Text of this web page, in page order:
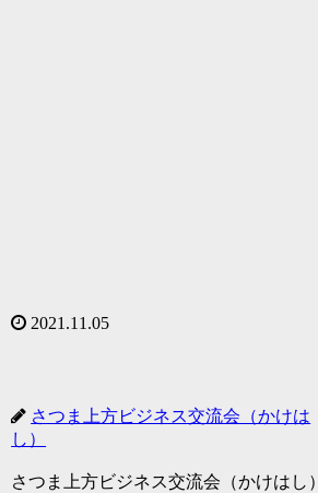
2021.11.05
さつま上方ビジネス交流会（かけは
し）
さつま上方ビジネス交流会（かけはし）